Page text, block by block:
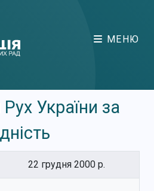
МЕНЮ
України за
22 грудня 2000 р.